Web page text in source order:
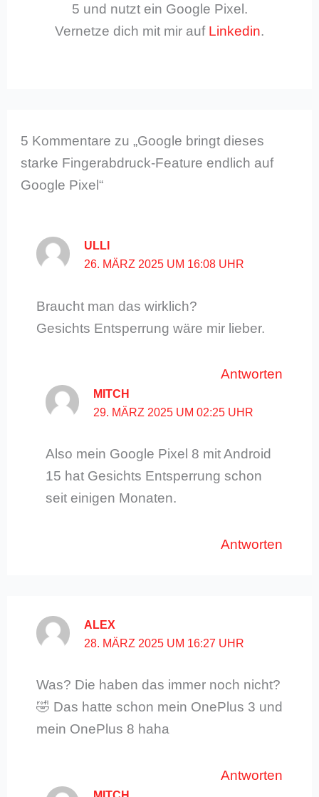
5 und nutzt ein Google Pixel.
Vernetze dich mit mir auf Linkedin.
5 Kommentare zu „Google bringt dieses
starke Fingerabdruck-Feature endlich auf
Google Pixel“
ULLI
26. MÄRZ 2025 UM 16:08 UHR
Braucht man das wirklich?
Gesichts Entsperrung wäre mir lieber.
Antworten
MITCH
29. MÄRZ 2025 UM 02:25 UHR
Also mein Google Pixel 8 mit Android
15 hat Gesichts Entsperrung schon
seit einigen Monaten.
Antworten
ALEX
28. MÄRZ 2025 UM 16:27 UHR
Was? Die haben das immer noch nicht?
🤣 Das hatte schon mein OnePlus 3 und
mein OnePlus 8 haha
Antworten